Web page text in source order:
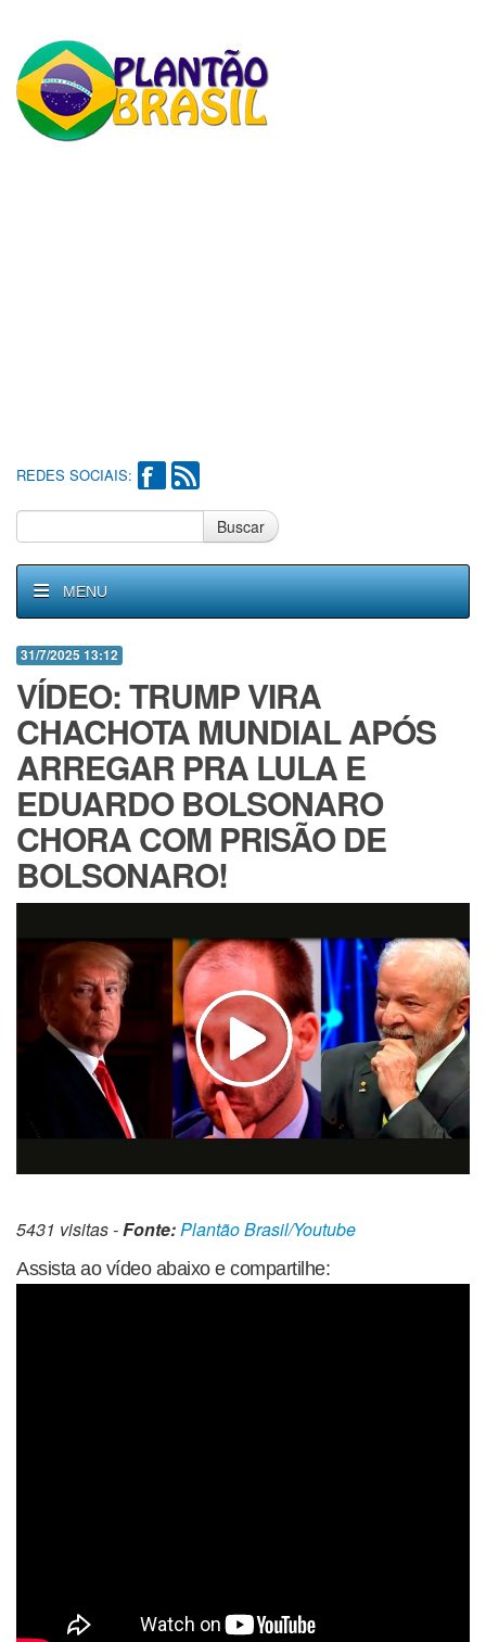
REDES SOCIAIS:
Buscar
MENU
31/7/2025 13:12
VÍDEO: TRUMP VIRA
CHACHOTA MUNDIAL APÓS
ARREGAR PRA LULA E
EDUARDO BOLSONARO
CHORA COM PRlSÃO DE
BOLSONARO!
5431 visitas -Fonte:Plantão Brasil/Youtube
Assista ao vídeo abaixo e compartilhe: